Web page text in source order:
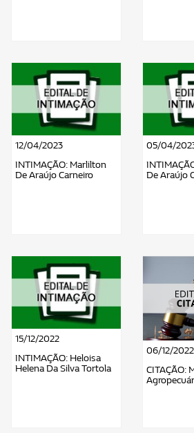
12/04/2023
INTIMAÇÃO: Marlilton
De Araújo Carneiro
05/04/
De Araújo
15/12/2022
INTIMAÇÃO: Heloisa
Helena Da Silva Tortola
06/12/2022
CITAÇÃO: